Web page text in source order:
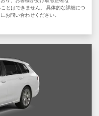
とはできません。 具体的な詳細につ
お問い合わせください。